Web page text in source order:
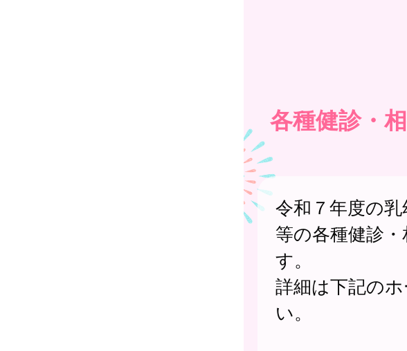
各種健診・
令和７年度の
等の各種健診
す。
詳細は下記の
い。